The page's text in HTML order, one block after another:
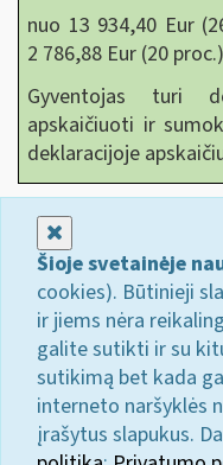
nuo 13 934,40 Eur
2 786,88 Eur (20
Gyventojas turi
apskaičiuoti ir
deklaracijoje
Šioje svetainėje
cookies). Būtinieji
ir jiems nėra
galite sutikti ir su
sutikimą bet kada
interneto naršyklės
įrašytus slapukus.